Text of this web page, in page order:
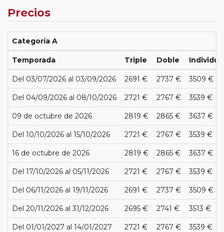
Precios
Categoría A
Temporada Triple Doble
Del 03/07/2026 al 03/09/2026 2691 € 2737 € 3509 €
Del 04/09/2026 al 08/10/2026 2721 € 2767 € 3539 €
09 de octubre de 2026 2819 € 2865 € 3637 €
Del 10/10/2026 al 15/10/2026 2721 € 2767 € 3539 €
16 de octubre de 2026 2819 € 2865 € 3637 €
Del 17/10/2026 al 05/11/2026 2721 € 2767 € 3539 €
Del 06/11/2026 al 19/11/2026 2691 € 2737 € 3509 €
Del 20/11/2026 al 31/12/2026 2695 € 2741 € 3513 €
Del 01/01/2027 al 14/01/2027 2721 € 2767 € 3539 €